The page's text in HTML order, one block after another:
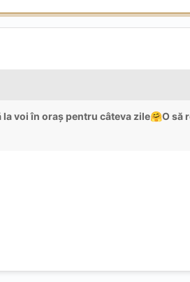
voi în oraș pentru câteva zile🤗O să